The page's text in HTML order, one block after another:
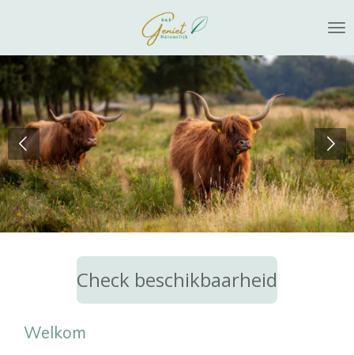
naar
de
hoofdinhoud
Check beschikbaarheid
Welkom